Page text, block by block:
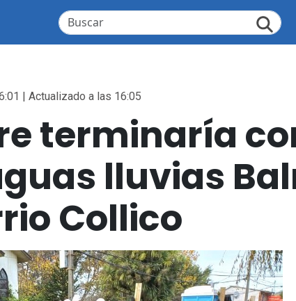
| Actualizado a las 16:05
terminaría
lluvias
Collico